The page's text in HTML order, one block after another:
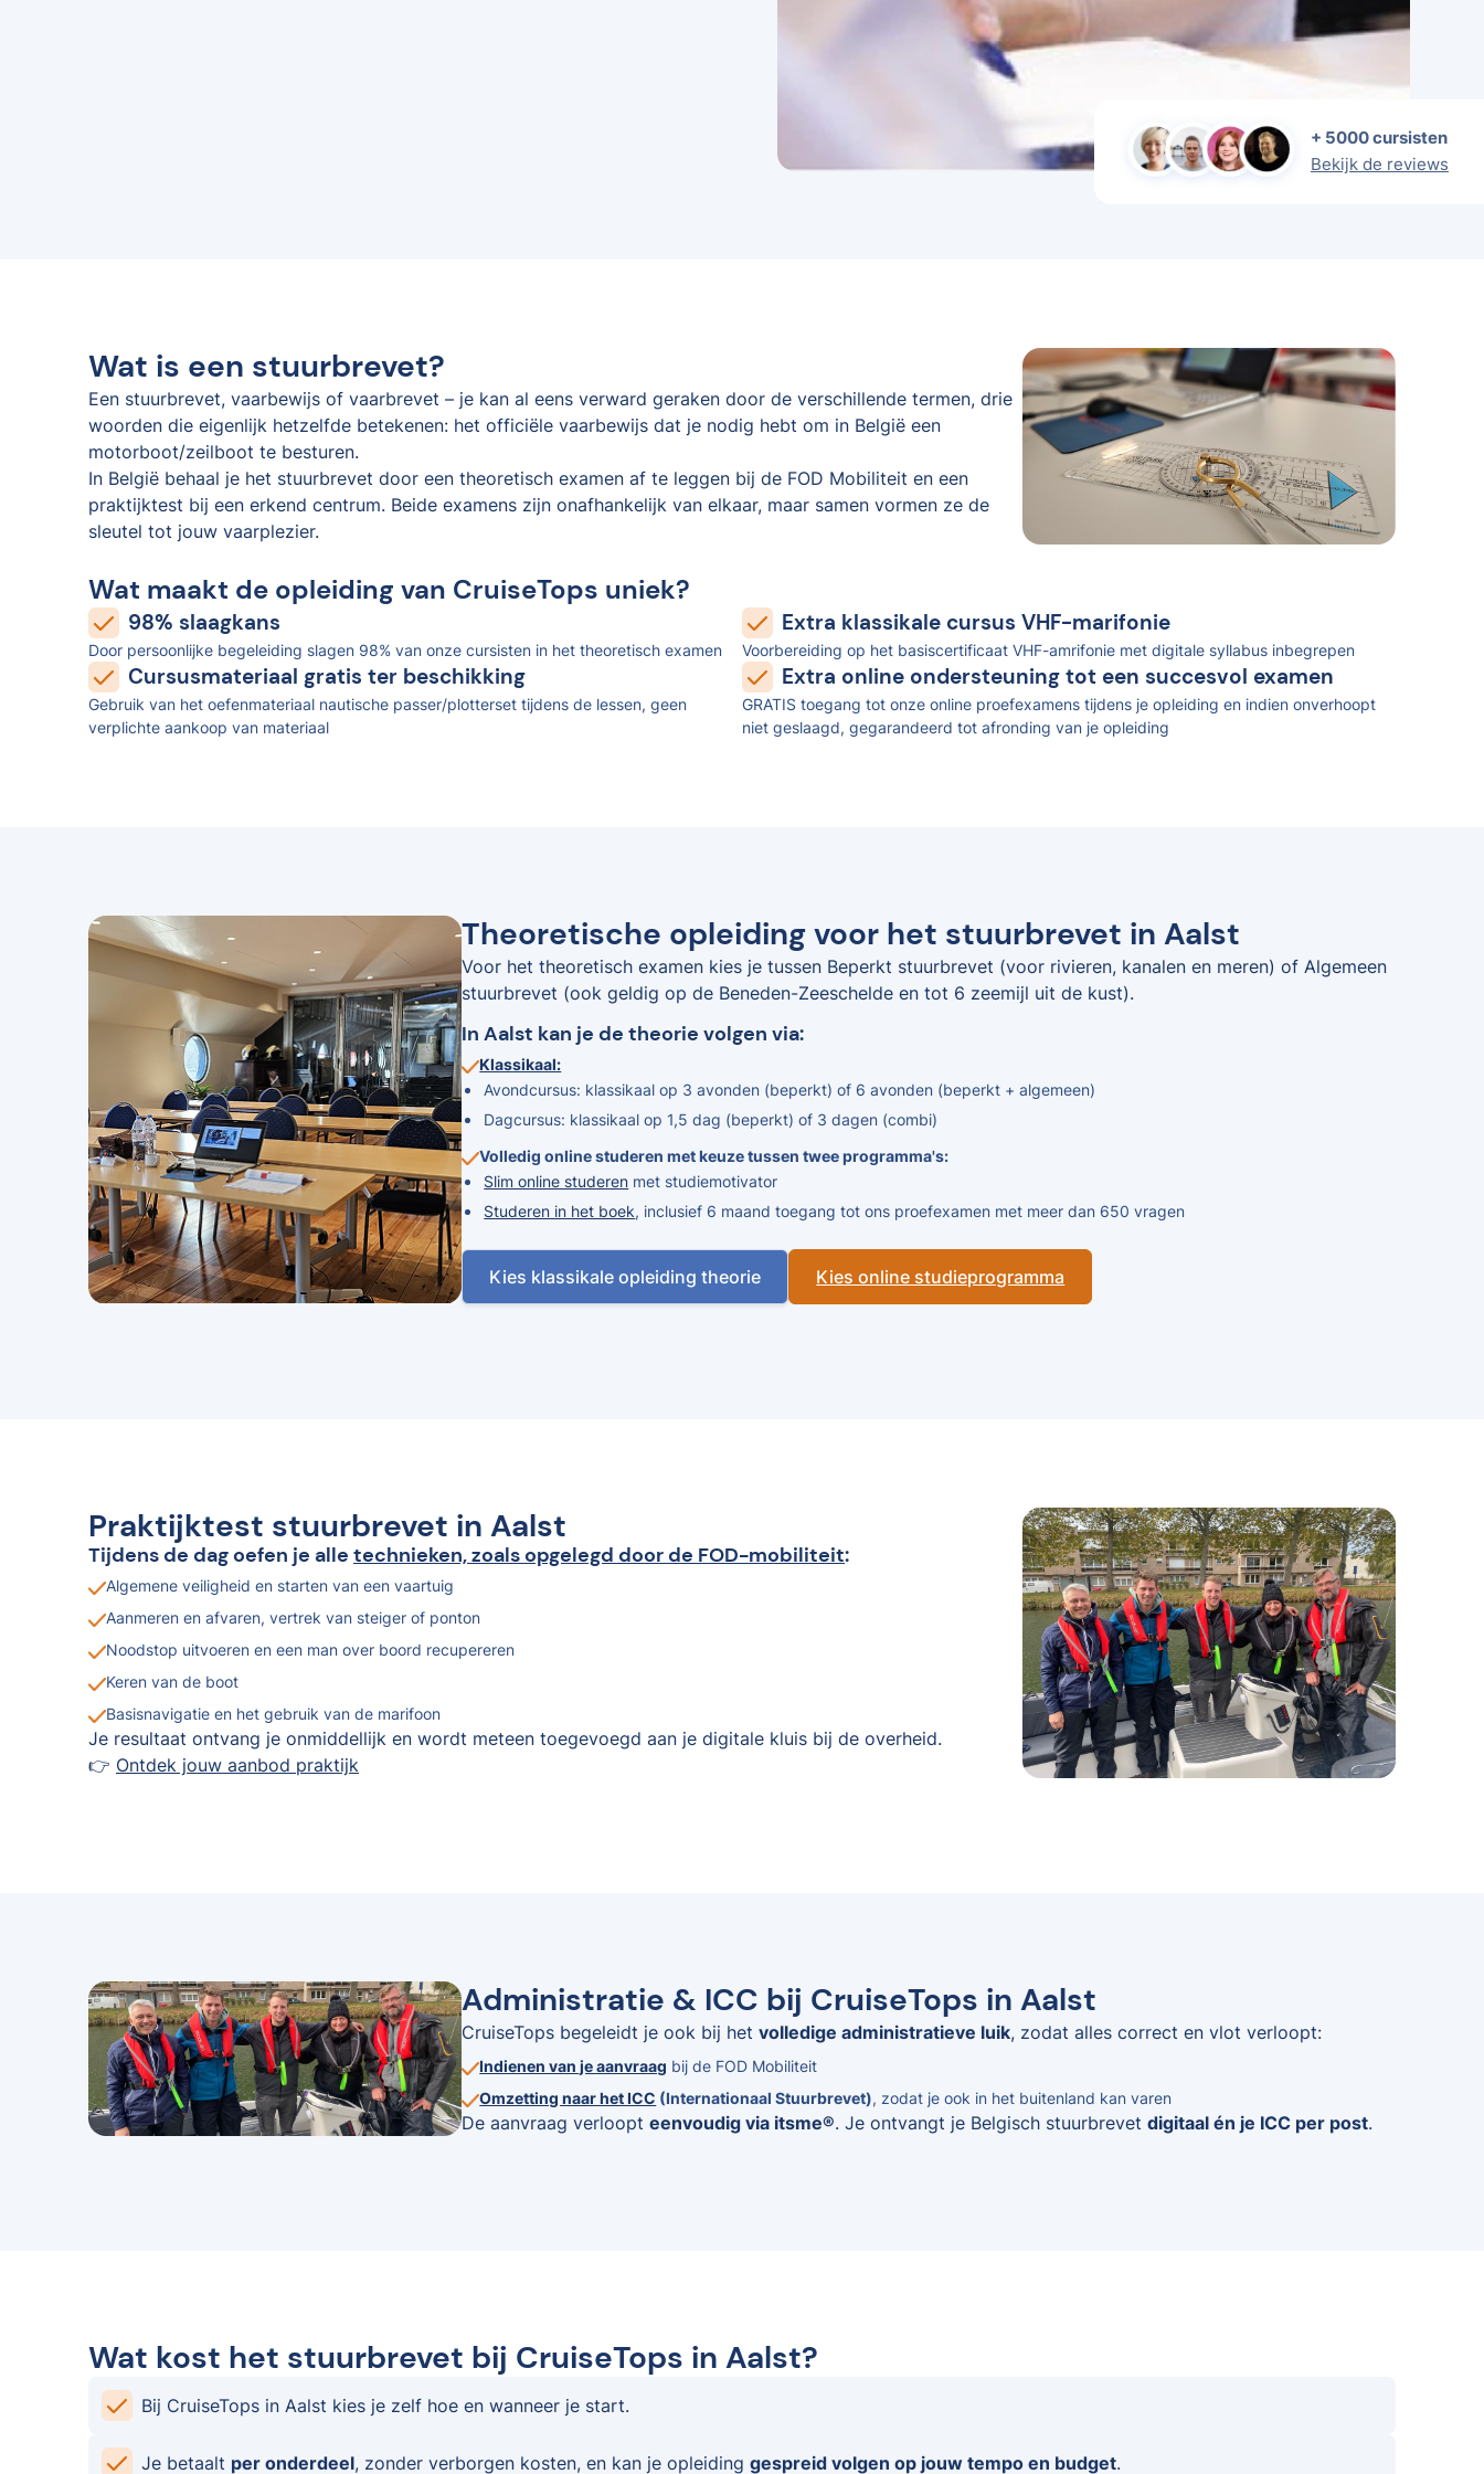
+ 5000 cursisten
Bekijk de reviews
Wat is een stuurbrevet?
Een stuurbrevet, vaarbewijs of vaarbrevet – je kan al eens verward geraken door de verschillende termen, drie
woorden die eigenlijk hetzelfde betekenen: het officiële vaarbewijs dat je nodig hebt om in België een
motorboot/zeilboot te besturen.
In België behaal je het stuurbrevet door een theoretisch examen af te leggen bij de FOD Mobiliteit en een
praktijktest bij een erkend centrum. Beide examens zijn onafhankelijk van elkaar, maar samen vormen ze de
sleutel tot jouw vaarplezier.
Wat maakt de opleiding van CruiseTops uniek?
98% slaagkans
Door persoonlijke begeleiding slagen 98% van onze cursisten in het theoretisch examen
Extra klassikale cursus VHF-marifonie
Voorbereiding op het basiscertificaat VHF-amrifonie met digitale syllabus inbegrepen
Cursusmateriaal gratis ter beschikking
Gebruik van het oefenmateriaal nautische passer/plotterset tijdens de lessen, geen
verplichte aankoop van materiaal
Extra online ondersteuning tot een succesvol examen
GRATIS toegang tot onze online proefexamens tijdens je opleiding en indien onverhoopt
niet geslaagd, gegarandeerd tot afronding van je opleiding
Theoretische opleiding voor het stuurbrevet in Aalst
Voor het theoretisch examen kies je tussen Beperkt stuurbrevet (voor rivieren, kanalen en meren) of Algemeen
stuurbrevet (ook geldig op de Beneden-Zeeschelde en tot 6 zeemijl uit de kust).
In Aalst kan je de theorie volgen via:
Klassikaal:
Avondcursus: klassikaal op 3 avonden (beperkt) of 6 avonden (beperkt + algemeen)
Dagcursus: klassikaal op 1,5 dag (beperkt) of 3 dagen (combi)
Volledig online studeren met keuze tussen twee programma's:
Slim online studeren met studiemotivator
Studeren in het boek, inclusief 6 maand toegang tot ons proefexamen met meer dan 650 vragen
Kies klassikale opleiding theorie Kies online studieprogramma
Praktijktest stuurbrevet in Aalst
Tijdens de dag oefen je alle technieken, zoals opgelegd door de FOD-mobiliteit:
Algemene veiligheid en starten van een vaartuig
Aanmeren en afvaren, vertrek van steiger of ponton
Noodstop uitvoeren en een man over boord recupereren
Keren van de boot
Basisnavigatie en het gebruik van de marifoon
Je resultaat ontvang je onmiddellijk en wordt meteen toegevoegd aan je digitale kluis bij de overheid.
👉 Ontdek jouw aanbod praktijk
Administratie & ICC bij CruiseTops in Aalst
CruiseTops begeleidt je ook bij hetvolledige administratieve luik, zodat alles correct en vlot verloopt:
Indienen van je aanvraag bij de FOD Mobiliteit
Omzetting naar het ICC (Internationaal Stuurbrevet), zodat je ook in het buitenland kan varen
De aanvraag verloopteenvoudig via itsme®. Je ontvangt je Belgisch stuurbrevetdigitaal én je ICC per post.
Wat kost het stuurbrevet bij CruiseTops in Aalst?
Bij CruiseTops in Aalst kies je zelf hoe en wanneer je start.
Je betaalt per onderdeel, zonder verborgen kosten, en kan je opleiding gespreid volgen op jouw tempo en budget.